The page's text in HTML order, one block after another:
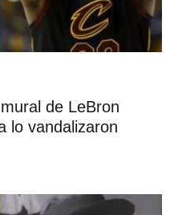
de LeBron
lo vandalizaron